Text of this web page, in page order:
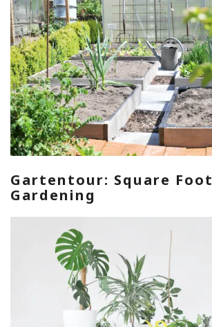
Gartentour: Square Foot
Gardening